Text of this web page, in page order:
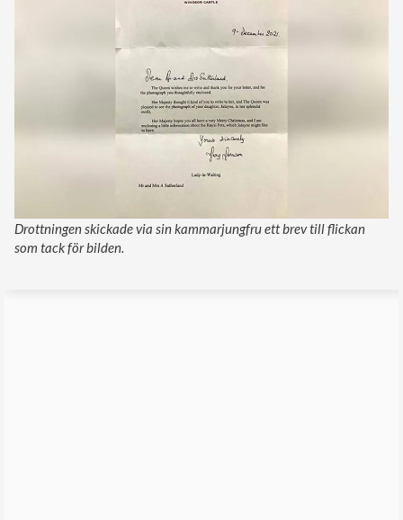
Drottningen skickade via sin kammarjungfru ett brev till flickan
som tack för bilden.